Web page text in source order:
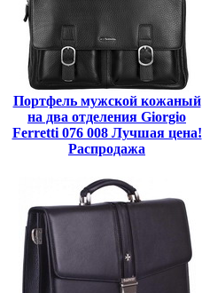
Портфель мужской кожаный
на два отделения Giorgio
Ferretti 076 008 Лучшая цена!
Распродажа